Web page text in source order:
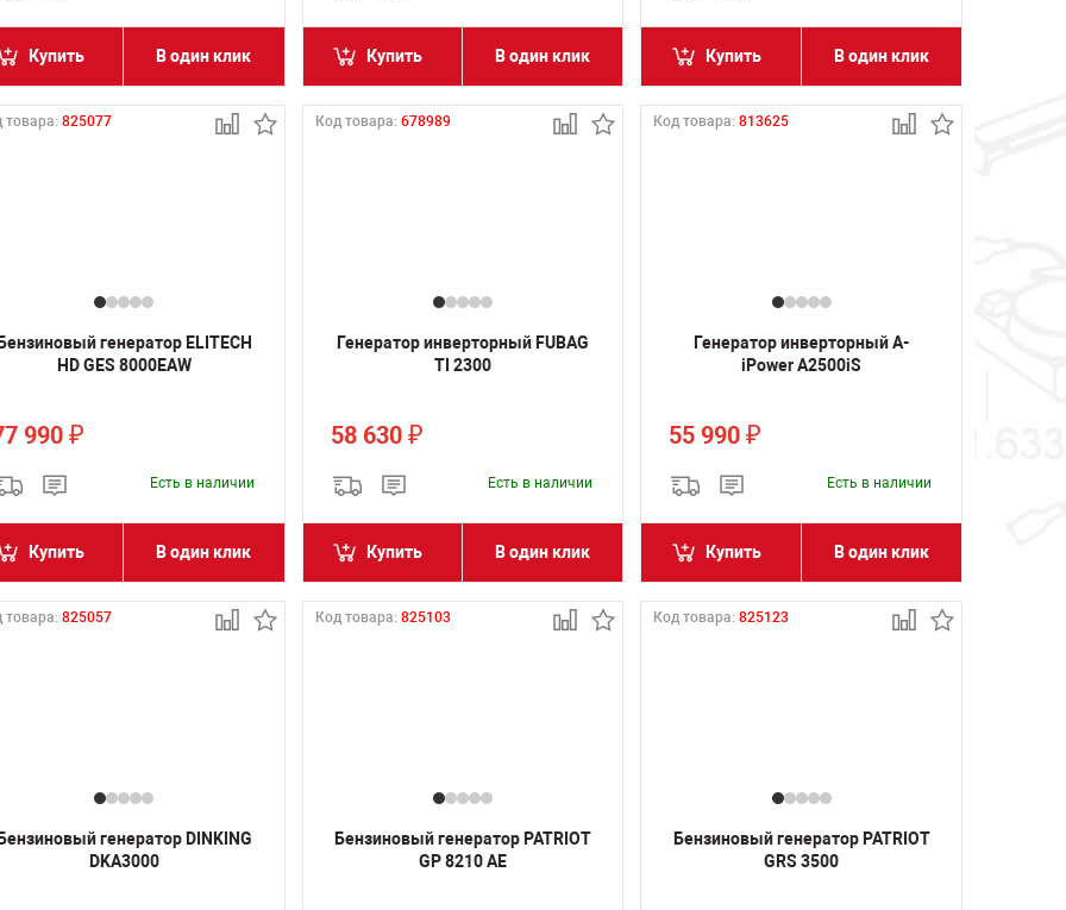
Купить В один клик Купить В один клик Купить В один клик
товара: 825077
генератор ELITECH
HD GES 8000EAW
990 ₽
Есть в наличии
Купить В один клик
Код товара: 678989
Генератор инверторный FUBAG
TI 2300
58 630 ₽
Есть в наличии
Купить В один клик
Код товара:813625
Генератор инверторный A-
iPower A2500iS
55 990₽
Есть в наличии
Купить В один клик
товара: 825057
генератор DINKING
DKA3000
Код товара: 825103
Бензиновый генератор PATRIOT
GP 8210 AE
Код товара:825123
Бензиновый генератор PATRIOT
GRS 3500